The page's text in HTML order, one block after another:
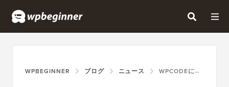
WPBEGINNER ブログ ニュース WPCODEによる「すべてを検索・置換」の紹介：WORDPRESSの一括編集が簡単になりました